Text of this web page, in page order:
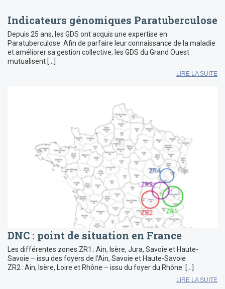
Indicateurs génomiques Paratuberculose
Depuis 25 ans, les GDS ont acquis une expertise en
Paratuberculose. Afin de parfaire leur connaissance de la maladie
et améliorer sa gestion collective, les GDS du Grand Ouest
mutualisent […]
LIRE LA SUITE
DNC : point de situation en France
Les différentes zones ZR1 : Ain, Isère, Jura, Savoie et Haute-
Savoie – issu des foyers de l’Ain, Savoie et Haute-Savoie
ZR2 : Ain, Isère, Loire et Rhône – issu du foyer du Rhône […]
LIRE LA SUITE